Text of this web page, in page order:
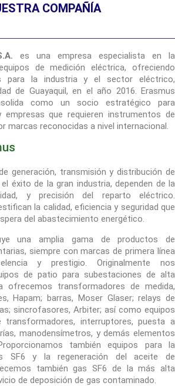
COMPAÑÍA
es una empresa especialista en la
de medición eléctrica, ofreciendo
para la industria y el sector eléctrico,
de Guayaquil, en el año 2016. Erasmus
como un socio estratégico para
empresas que requieren instrumentos de
marcas reconocidas a nivel internacional.
generación, transmisión y distribución de
éxito de la gran industria, dependen de la
y precisión del reparto eléctrico.
la calidad, eficiencia y seguridad que
del abastecimiento energético.
una amplia gama de productos de
siempre con marcas de primera línea
y prestigio. Originalmente nos
de patio para subestaciones de alta
ofrecemos transformadores de medida,
Hapam; barras, Moser Glaser; relays de
sincrofasores, Arbiter; así como equipos
interruptores, puesta a
manodensímetros, y demás elementos
también equipos para la
SF6 y la regeneración del aceite de
también gas SF6 de la más alta
de deposición de gas contaminado.